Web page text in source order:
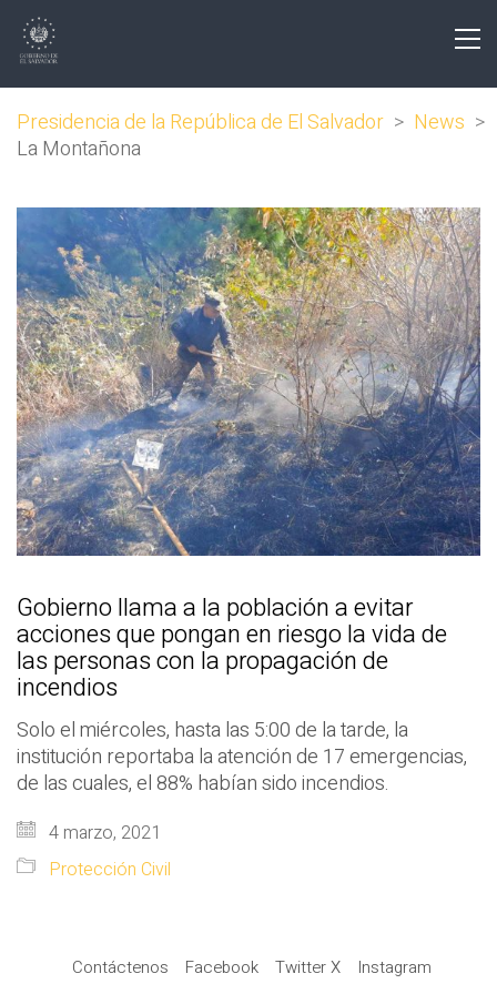
Presidencia de la República de El Salvador > News >
La Montañona
Gobierno llama a la población a evitar
acciones que pongan en riesgo la vida de
las personas con la propagación de
incendios
Solo el miércoles, hasta las 5:00 de la tarde, la
institución reportaba la atención de 17 emergencias,
de las cuales, el 88% habían sido incendios.
4 marzo, 2021
Protección Civil
Contáctenos Facebook Twitter X Instagram